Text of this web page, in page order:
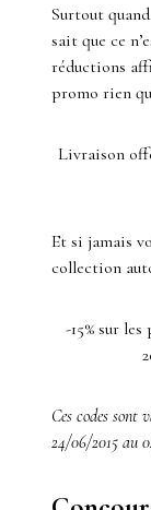
Surtout
sait que ce
réductions
promo rien
Livraison
Et si jamais
collection
-15% sur
Ces codes sont
24/06/2015 au